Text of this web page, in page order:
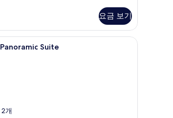
요금 보기
고급 침구, 오리/거위털 이불, 무료 미니바 품목
Suite
개